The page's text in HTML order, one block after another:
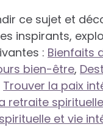
ce sujet et
inspirants,
: Bienfaits
bien-être,
Trouver la paix
retraite spirituelle
et vie